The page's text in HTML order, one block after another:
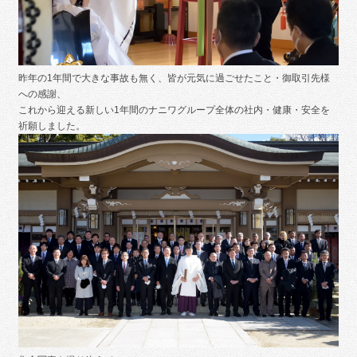
昨年の1年間で大きな事故も無く、皆が元気に過ごせたこと・御取引先様
への感謝、
これから迎える新しい1年間のナニワグループ全体の社内・健康・安全を
祈願しました。